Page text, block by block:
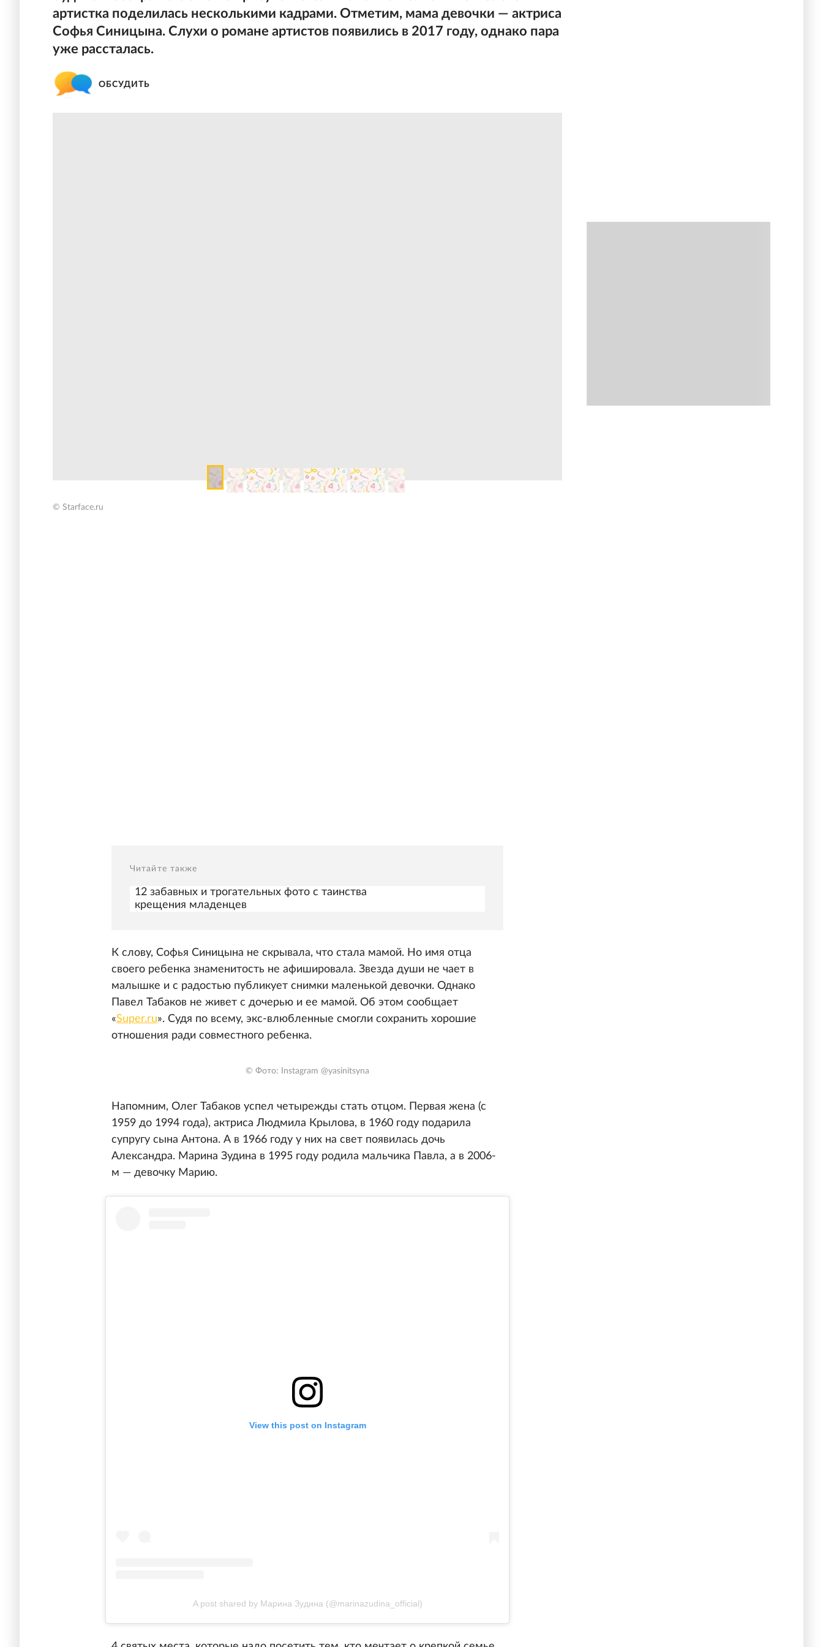
артистка поделилась несколькими кадрами. Отметим, мама девочки — актриса
Софья Синицына. Слухи о романе артистов появились в 2017 году, однако пара
уже рассталась.
ОБСУДИТЬ
© Starface.ru
Читайте также
12 забавных и трогательных фото с таинства
крещения младенцев
К слову, Софья Синицына не скрывала, что стала мамой. Но имя отца
своего ребенка знаменитость не афишировала. Звезда души не чает в
малышке и с радостью публикует снимки маленькой девочки. Однако
Павел Табаков не живет с дочерью и ее мамой. Об этом сообщает
«Super.ru». Судя по всему, экс-влюбленные смогли сохранить хорошие
отношения ради совместного ребенка.
© Фото: Instagram @yasinitsyna
Напомним, Олег Табаков успел четырежды стать отцом. Первая жена (с
1959 до 1994 года), актриса Людмила Крылова, в 1960 году подарила
супругу сына Антона. А в 1966 году у них на свет появилась дочь
Александра. Марина Зудина в 1995 году родила мальчика Павла, а в 2006-
м — девочку Марию.
View this post on Instagram
A post shared by Марина Зудина (@marinazudina_official)